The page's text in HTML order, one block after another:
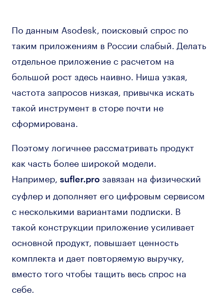
По данным Asodesk, поисковый спрос по
таким приложениям в России слабый. Делать
отдельное приложение с расчетом на
большой рост здесь наивно. Ниша узкая,
частота запросов низкая, привычка искать
такой инструмент в сторе почти не
сформирована.
Поэтому логичнее рассматривать продукт
как часть более широкой модели.
Например, sufler.proзавязан на физический
суфлер и дополняет его цифровым сервисом
с несколькими вариантами подписки. В
такой конструкции приложение усиливает
основной продукт, повышает ценность
комплекта и дает повторяемую выручку,
вместо того чтобы тащить весь спрос на
себе.